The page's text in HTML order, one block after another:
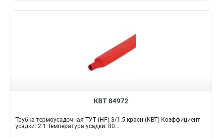
КВТ 84972
Трубка термоусадочная ТУТ (HF)-3/1.5 красн (КВТ) Коэффициент
усадки: 2:1 Температура усадки: 80...